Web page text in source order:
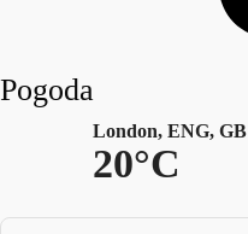
Pogoda
London, ENG, GB
20°C